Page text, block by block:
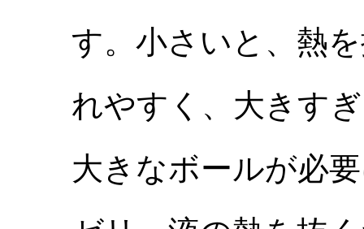
す。小さいと、熱
れやすく、大きす
大きなボールが必